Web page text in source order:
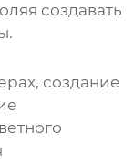
создавать
создание